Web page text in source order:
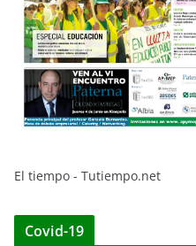
El tiempo - Tutiempo.net
Covid-19